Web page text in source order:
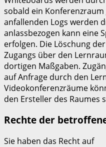
sobald ein
anfallenden Logs werden
anlassbezogen kann eine
erfolgen. Die Löschung
Zugangs über den
dortigen Maßgaben.
auf Anfrage durch den
Videokonferenzräume
den Ersteller des Raumes
Rechte der
Sie haben das Recht auf